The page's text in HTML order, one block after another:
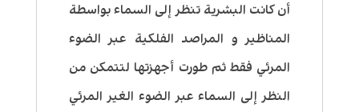
أن كانت البشرية تنظر إلى السماء بواسطة
المناظير و المراصد الفلكية عبر الضوء
المرئي فقط ثم طورت أجهزتها لتتمكن من
النظر إلى السماء عبر الضوء الغير المرئي